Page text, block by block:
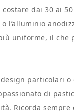
dai 30 ai
l’alluminio
uniforme, il che
particolari
di
Ricorda